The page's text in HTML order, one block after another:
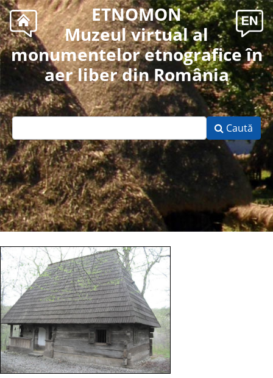
ETNOMON
Muzeul virtual al
monumentelor etnografice în
aer liber din România
Caută